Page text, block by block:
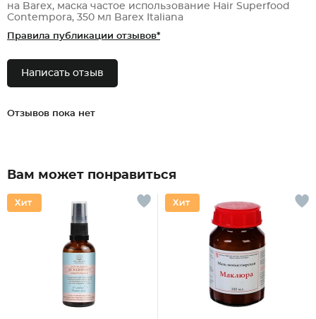
на Barex, маска частое использование Hair Superfood
Contempora, 350 мл Barex Italiana
Правила публикации отзывов*
Написать отзыв
Отзывов пока нет
Вам может понравиться